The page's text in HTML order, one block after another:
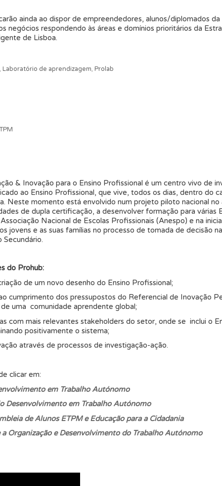
ainda ao dispor de empreendedores, alunos/diplomados
negócios respondendo às áreas e domínios prioritários da
de Lisboa.
,Laboratório de aprendizagem,Prolab
& Inovação para o Ensino Profissional é um centro vivo de
ao Ensino Profissional, que vive, todos os dias, dentro do
Neste momento está envolvido num projeto piloto nacional no
de dupla certificação, a desenvolver formação para várias
Nacional de Escolas Profissionais (Anespo) e na
jovens e as suas famílias no processo de tomada de decisão
Secundário.
do Prohub:
de um novo desenho do Ensino Profissional;
cumprimento dos pressupostos do Referencial de Inovação
uma comunidade aprendente global;
com mais relevantes stakeholders do setor, onde se inclui o
positivamente o sistema;
através de processos de investigação-ação.
clicar em:
em Trabalho Autónomo
Desenvolvimento em Trabalho Autónomo
de Alunos ETPM e Educação para a Cidadania
Organização e Desenvolvimento do Trabalho Autónomo